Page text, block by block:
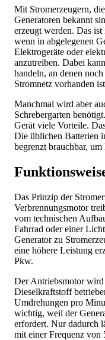
Mit Stromerzeugern,
Generatoren bekannt
erzeugt werden. Das
wenn in abgelegenen
Elektrogeräte oder
anzutreiben. Dabei
handeln, an denen
Stromnetz vorhanden
Manchmal wird aber
Schrebergarten
Gerät viele Vorteile.
Die üblichen Batterien
begrenzt brauchbar,
Das Prinzip der
Verbrennungsmotor
vom technischen
Fahrrad oder einer
Generator zu
eine höhere Leistung
Pkw.
Der Antriebsmotor
Dieselkraftstoff
Umdrehungen pro
wichtig, weil der
erfordert. Nur dadurch
mit einer Frequenz von